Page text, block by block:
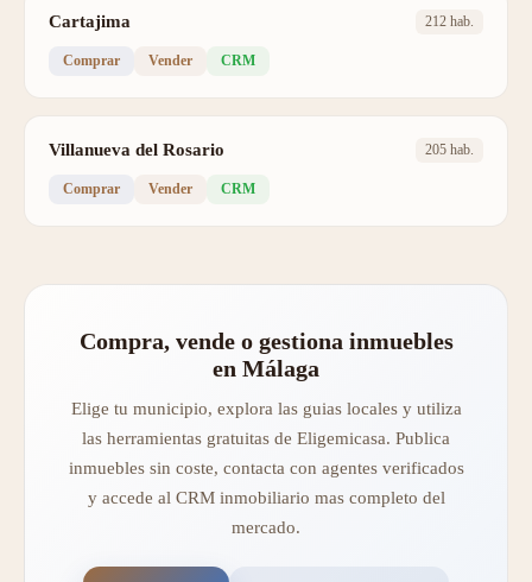
Cartajima 212 hab.
Comprar Vender CRM
Villanueva del Rosario 205 hab.
Comprar Vender CRM
Compra, vende o gestiona inmuebles
en Málaga
Elige tu municipio, explora las guias locales y utiliza
las herramientas gratuitas de Eligemicasa. Publica
inmuebles sin coste, contacta con agentes verificados
y accede al CRM inmobiliario mas completo del
mercado.